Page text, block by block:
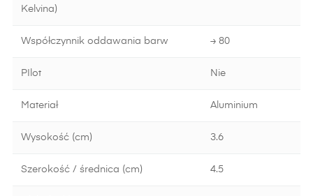
Kelvina)
Współczynnik oddawania barw ≥ 80
PIlot Nie
Materiał Aluminium
Wysokość (cm) 3.6
Szerokość / średnica (cm) 4.5